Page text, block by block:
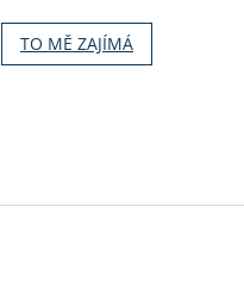
TO MĚ ZAJÍMÁ